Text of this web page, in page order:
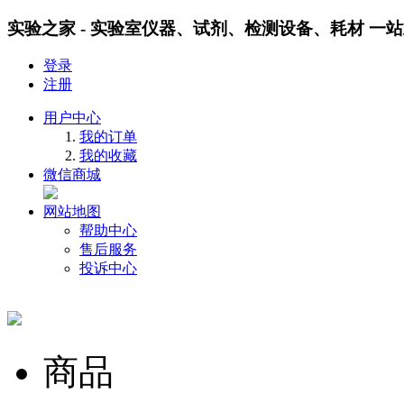
实验之家 - 实验室仪器、试剂、检测设备、耗材 一
登录
注册
用户中心
我的订单
我的收藏
微信商城
网站地图
帮助中心
售后服务
投诉中心
商品